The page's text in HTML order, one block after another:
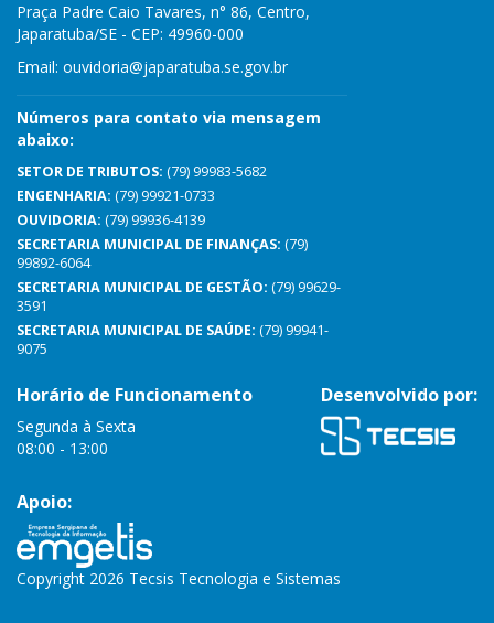
Praça Padre Caio Tavares, n° 86, Centro,
Japaratuba/SE - CEP: 49960-000
Email: ouvidoria@japaratuba.se.gov.br
Números para contato via mensagem
abaixo:
SETOR DE TRIBUTOS: (79) 99983-5682
ENGENHARIA: (79) 99921-0733
OUVIDORIA: (79) 99936-4139
SECRETARIA MUNICIPAL DE FINANÇAS: (79)
99892-6064
SECRETARIA MUNICIPAL DE GESTÃO: (79) 99629-
3591
SECRETARIA MUNICIPAL DE SAÚDE: (79) 99941-
9075
Horário de Funcionamento
Segunda à Sexta
08:00 - 13:00
Desenvolvido por:
Apoio:
Copyright 2026 Tecsis Tecnologia e Sistemas